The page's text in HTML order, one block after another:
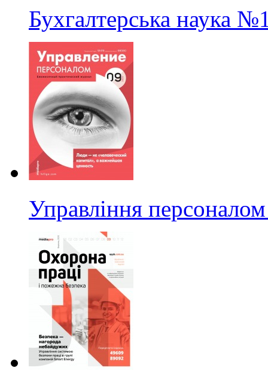
Бухгалтерська наука
Управління персоналом